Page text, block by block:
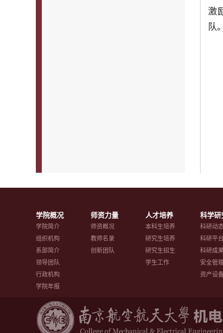
激
队
学院概况
学院简介
组织机构
系部简介
领导团队
行政机构
学院年报
师资力量
师资概况
教师名录
创新团队
人才培养
本科生培养
研究生培养
研究生招生
学生工作
科学研
科研动
科研平
科研成
安全管
资产设